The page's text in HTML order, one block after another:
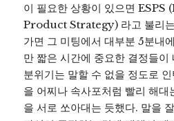
이 필요한 상황이 있으면
Product Strategy) 라고 불리는
가면 그 미팅에서 대부분 5분내
만 짧은 시간에 중요한 결정들이
분위기는 말할 수 없을 정도로
을 어찌나 속사포처럼 빨리 해
을 서로 쏘아대는 듯했다. 말을